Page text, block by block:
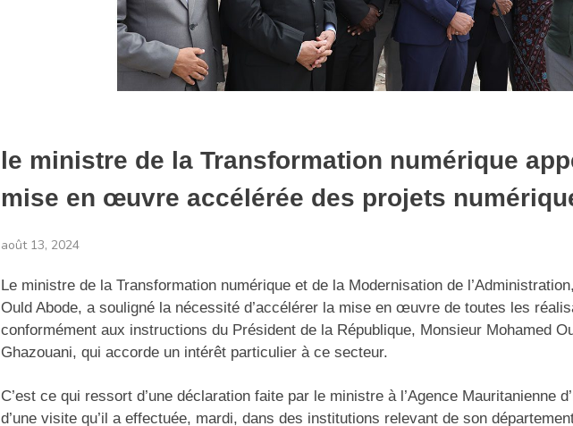
le ministre de la Transformation numérique
mise en œuvre accélérée des projets
août 13, 2024
Le ministre de la Transformation numérique et de la Modernisation de
Ould Abode, a souligné la nécessité d’accélérer la mise en œuvre de toutes les
conformément aux instructions du Président de la République, Monsieur Mohamed
Ghazouani, qui accorde un intérêt particulier à ce secteur.
C’est ce qui ressort d’une déclaration faite par le ministre à l’Agence Mauritanienne
d’une visite qu’il a effectuée, mardi, dans des institutions relevant de son